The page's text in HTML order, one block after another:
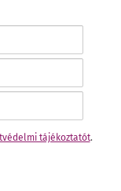
tájékoztatót.